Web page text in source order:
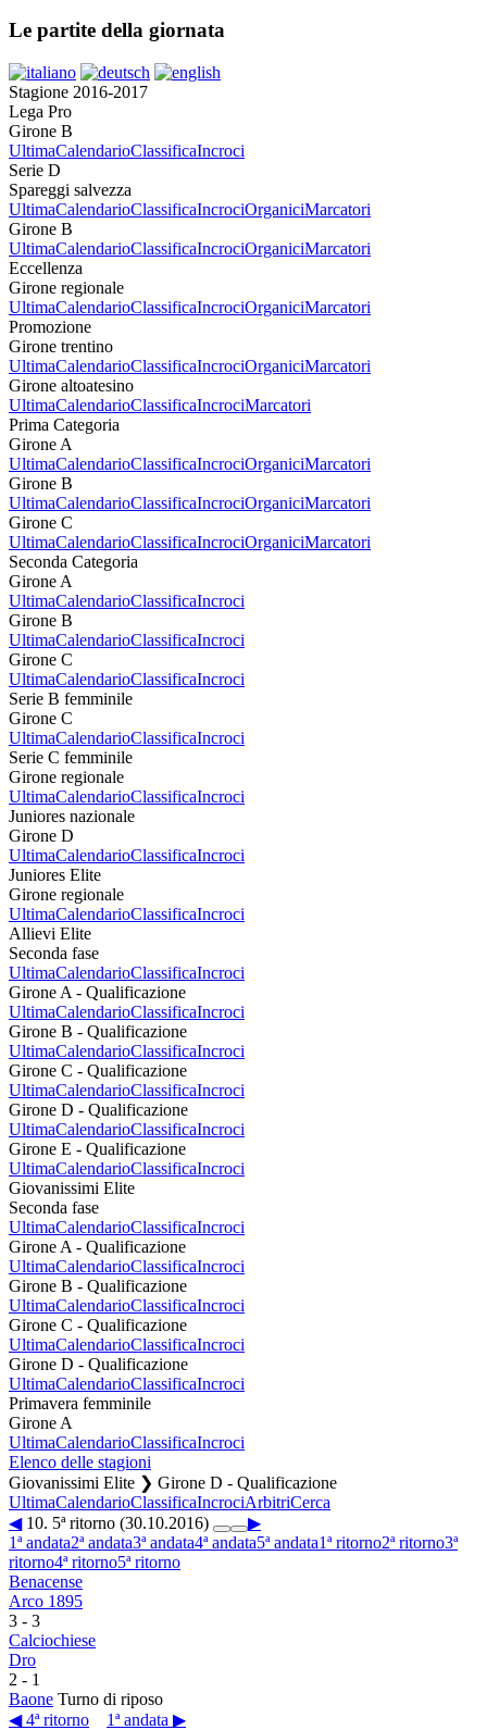
Le partite della giornata
Stagione 2016-2017
Lega Pro
Girone B
UltimaCalendarioClassificaIncroci
Serie D
Spareggi salvezza
UltimaCalendarioClassificaIncrociOrganiciMarcatori
Girone B
UltimaCalendarioClassificaIncrociOrganiciMarcatori
Eccellenza
Girone regionale
UltimaCalendarioClassificaIncrociOrganiciMarcatori
Promozione
Girone trentino
UltimaCalendarioClassificaIncrociOrganiciMarcatori
Girone altoatesino
UltimaCalendarioClassificaIncrociMarcatori
Prima Categoria
Girone A
UltimaCalendarioClassificaIncrociOrganiciMarcatori
Girone B
UltimaCalendarioClassificaIncrociOrganiciMarcatori
Girone C
UltimaCalendarioClassificaIncrociOrganiciMarcatori
Seconda Categoria
Girone A
UltimaCalendarioClassificaIncroci
Girone B
UltimaCalendarioClassificaIncroci
Girone C
UltimaCalendarioClassificaIncroci
Serie B femminile
Girone C
UltimaCalendarioClassificaIncroci
Serie C femminile
Girone regionale
UltimaCalendarioClassificaIncroci
Juniores nazionale
Girone D
UltimaCalendarioClassificaIncroci
Juniores Elite
Girone regionale
UltimaCalendarioClassificaIncroci
Allievi Elite
Seconda fase
UltimaCalendarioClassificaIncroci
Girone A - Qualificazione
UltimaCalendarioClassificaIncroci
Girone B - Qualificazione
UltimaCalendarioClassificaIncroci
Girone C - Qualificazione
UltimaCalendarioClassificaIncroci
Girone D - Qualificazione
UltimaCalendarioClassificaIncroci
Girone E - Qualificazione
UltimaCalendarioClassificaIncroci
Giovanissimi Elite
Seconda fase
UltimaCalendarioClassificaIncroci
Girone A - Qualificazione
UltimaCalendarioClassificaIncroci
Girone B - Qualificazione
UltimaCalendarioClassificaIncroci
Girone C - Qualificazione
UltimaCalendarioClassificaIncroci
Girone D - Qualificazione
UltimaCalendarioClassificaIncroci
Primavera femminile
Girone A
UltimaCalendarioClassificaIncroci
Elenco delle stagioni
Giovanissimi Elite ❯ Girone D - Qualificazione
UltimaCalendarioClassificaIncrociArbitriCerca
◀10. 5ª ritorno (30.10.2016)
▶
1ª andata2ª andata3ª andata4ª andata5ª andata1ª ritorno2ª ritorno3ª
ritorno4ª ritorno5ª ritorno
Benacense
Arco 1895
3 - 3
Calciochiese
Dro
2 - 1
Baone Turno di riposo
◀ 4ª ritorno
1ª andata ▶